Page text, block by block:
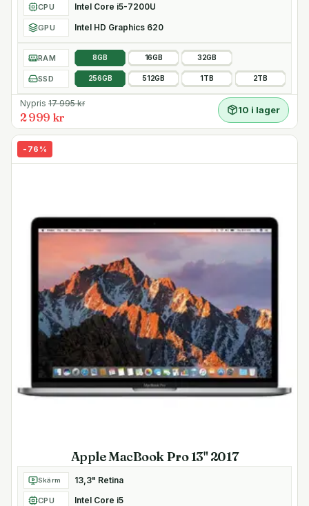
CPU Intel Core i5-7200U
GPU Intel HD Graphics 620
RAM 8GB 16GB 32GB
SSD 256GB 512GB 1TB 2TB
Nypris 17 995kr
2 999 kr
10 i lager
- 76 %
Apple MacBook Pro 13" 2017
Skärm 13,3" Retina
CPU Intel Core i5